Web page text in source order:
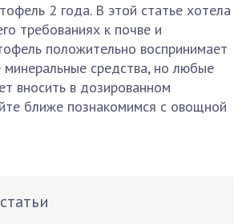
2 года. В этой статье хотела
требованиях к почве и
положительно воспринимает
минеральные средства, но любые
вносить в дозированном
ближе познакомимся с овощной